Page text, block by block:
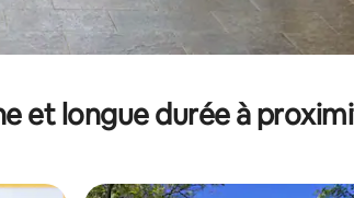
et longue durée à